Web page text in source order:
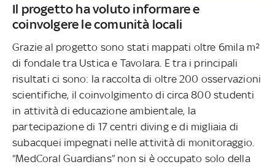
Il progetto ha voluto informare e
coinvolgere le comunità locali
Grazie al progetto sono stati mappati oltre 6mila m²
di fondale tra Ustica e Tavolara. E tra i principali
risultati ci sono: la raccolta di oltre 200 osservazioni
scientifiche, il coinvolgimento di circa 800 studenti
in attività di educazione ambientale, la
partecipazione di 17 centri diving e di migliaia di
subacquei impegnati nelle attività di monitoraggio.
“MedCoral Guardians” non si è occupato solo della